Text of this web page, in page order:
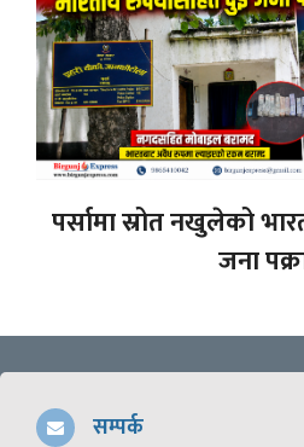
पर्सामा स्रोत नखुलेको
जना
सम्पर्क